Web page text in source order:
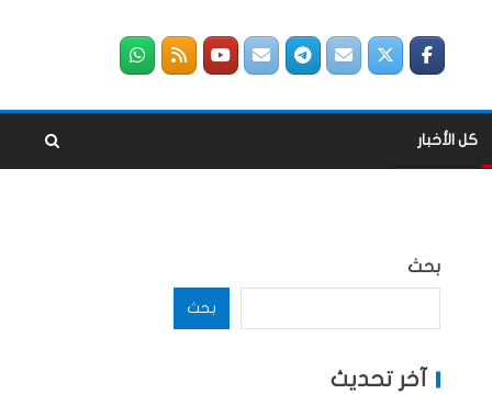
كل الأخبار
بحث
بحث
آخر تحديث